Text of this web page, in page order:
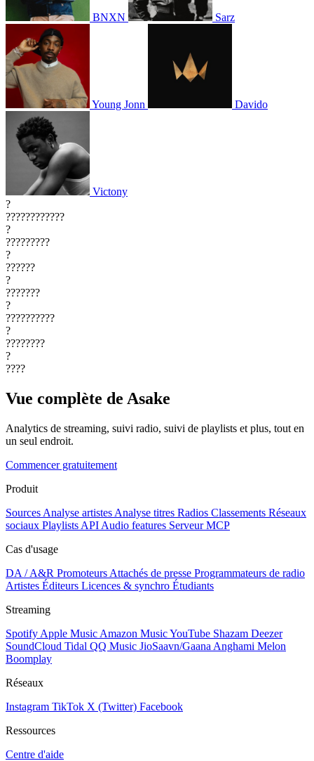
BNXN Sarz
Young Jonn Davido
Victony
?
????????????
?
?????????
?
??????
?
???????
?
??????????
?
????????
?
????
Vue complète de Asake
Analytics de streaming, suivi radio, suivi de playlists et plus, tout en
un seul endroit.
Commencer gratuitement
Produit
Sources Analyse artistes Analyse titres Radios Classements Réseaux
sociaux Playlists API Audio features Serveur MCP
Cas d'usage
DA / A&R Promoteurs Attachés de presse Programmateurs de radio
Artistes Éditeurs Licences & synchro Étudiants
Streaming
Spotify Apple Music Amazon MusicYouTube Shazam Deezer
SoundCloud Tidal QQ Music JioSaavn/Gaana Anghami Melon
Boomplay
Réseaux
Instagram TikTok X (Twitter) Facebook
Ressources
Centre d'aide